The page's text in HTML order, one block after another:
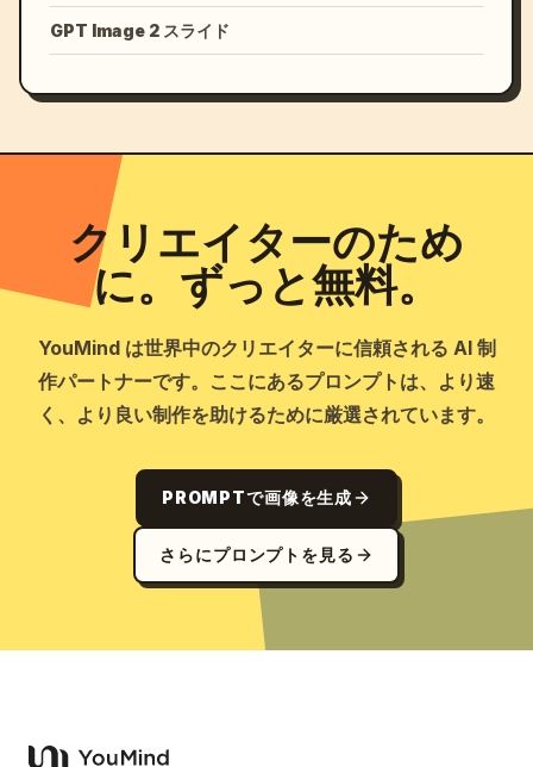
GPT Image 2 スライド
クリエイターのため
に。ずっと無料。
YouMind は世界中のクリエイターに信頼される AI 制
作パートナーです。ここにあるプロンプトは、より速
く、より良い制作を助けるために厳選されています。
PROMPTで画像を生成
さらにプロンプトを見る